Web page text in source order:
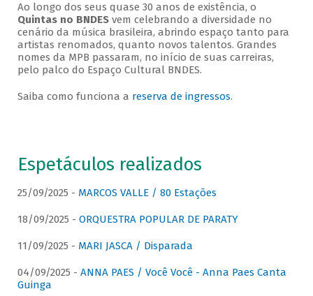
Ao longo dos seus quase 30 anos de existência, o
Quintas no BNDESvem celebrando a diversidade no
cenário da música brasileira, abrindo espaço tanto para
artistas renomados, quanto novos talentos. Grandes
nomes da MPB passaram, no início de suas carreiras,
pelo palco do Espaço Cultural BNDES.
Saiba como funciona a reserva de ingressos.
Espetáculos realizados
25/09/2025 - MARCOS VALLE / 80 Estações
18/09/2025 - ORQUESTRA POPULAR DE PARATY
11/09/2025 - MARI JASCA / Disparada
04/09/2025 - ANNA PAES / Você Você - Anna Paes Canta
Guinga